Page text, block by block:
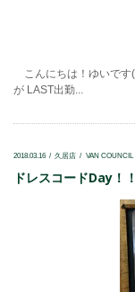
こんにちは！ゆいです
が LAST出勤...
2018.03.16 久居店 VAN COUNCIL
ドレスコードDay！